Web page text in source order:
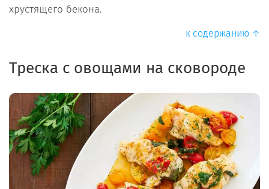
хрустящего бекона.
к содержанию ↑
Треска с овощами на сковороде